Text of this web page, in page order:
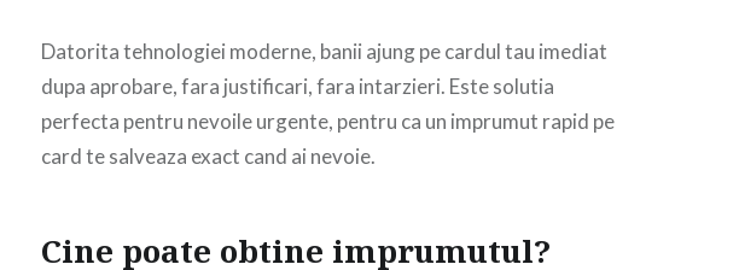
Datorita tehnologiei moderne, banii ajung pe cardul tau imediat
dupa aprobare, fara justificari, fara intarzieri. Este solutia
perfecta pentru nevoile urgente, pentru ca un imprumut rapid pe
card te salveaza exact cand ai nevoie.
Cine poate obtine imprumutul?